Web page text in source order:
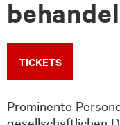
TICKETS
Prominente